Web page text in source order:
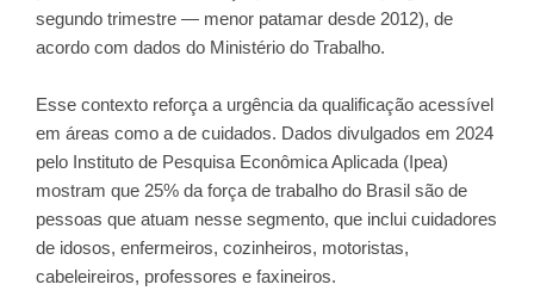
segundo trimestre — menor patamar desde 2012), de
acordo com dados do Ministério do Trabalho.
Esse contexto reforça a urgência da qualificação acessível
em áreas como a de cuidados. Dados divulgados em 2024
pelo Instituto de Pesquisa Econômica Aplicada (Ipea)
mostram que 25% da força de trabalho do Brasil são de
pessoas que atuam nesse segmento, que inclui cuidadores
de idosos, enfermeiros, cozinheiros, motoristas,
cabeleireiros, professores e faxineiros.